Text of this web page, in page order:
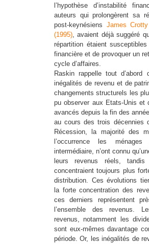
l’hypothèse d’instabilité
auteurs qui prolongèrent sa
post-keynésiens James
(1995), avaient déjà suggéré
répartition étaient
financière et de provoquer un
cycle d’affaires.
Raskin rappelle tout d’abord
inégalités de revenu et de
changements structurels les
pu observer aux Etats-Unis et
avancés depuis la fin des
au cours des trois décennies
Récession, la majorité des
l’occurrence les
intermédiaire, n’ont connu
leurs revenus réels,
concentraient toujours plus
distribution. Ces évolutions
la forte concentration des
ces derniers représentent
l’ensemble des revenus.
revenus, notamment les
sont eux-mêmes davantage
période. Or, les inégalités de